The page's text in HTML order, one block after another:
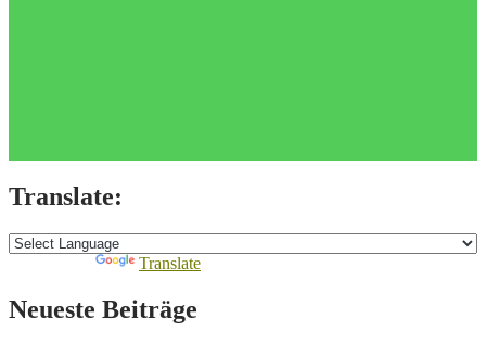
Translate:
Translate
Neueste Beiträge